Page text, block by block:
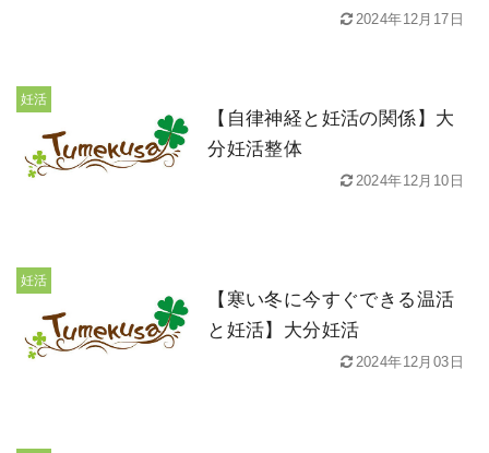
2024年12月17日
妊活
【自律神経と妊活の関係】大
分妊活整体
2024年12月10日
妊活
【寒い冬に今すぐできる温活
と妊活】大分妊活
2024年12月03日